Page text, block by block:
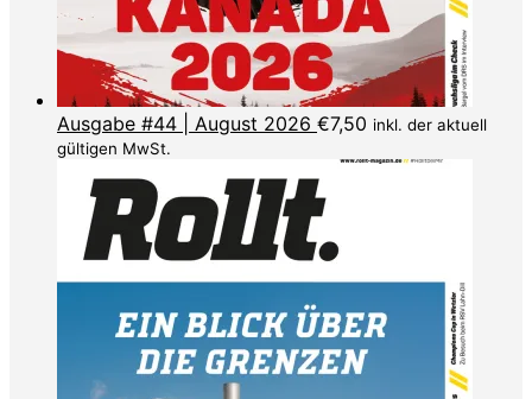
Ausgabe #44 | August 2026 €7,50 inkl. der aktuell
gültigen MwSt.